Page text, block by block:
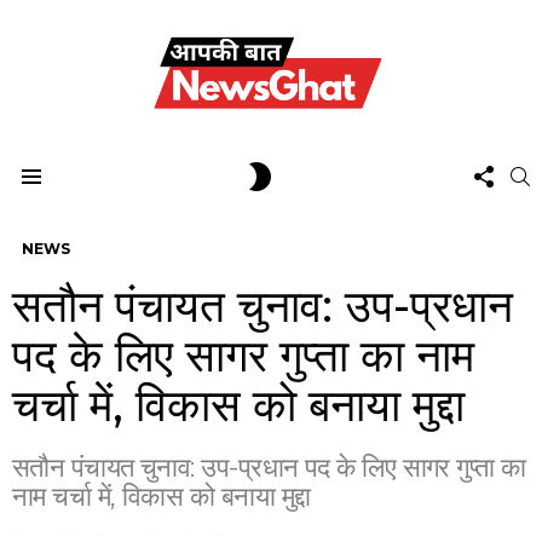
US
NEWS
सतौन पंचायत चुनाव: उप-प्रधान
पद के लिए सागर गुप्ता का नाम
चर्चा में, विकास को बनाया मुद्दा
सतौन पंचायत चुनाव: उप-प्रधान पद के लिए सागर गुप्ता का
नाम चर्चा में, विकास को बनाया मुद्दा